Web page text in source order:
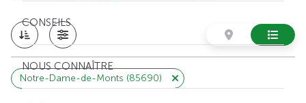
CONSEILS
NOUS CONNAÎTRE
Notre-Dame-de-Monts (85690)